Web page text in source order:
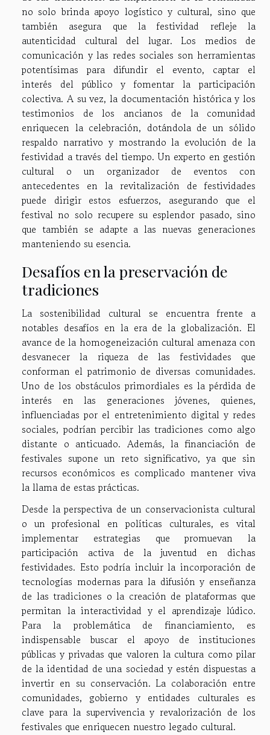
no solo brinda apoyo logístico y cultural, sino que
también asegura que la festividad refleje la
autenticidad cultural del lugar. Los medios de
comunicación y las redes sociales son herramientas
potentísimas para difundir el evento, captar el
interés del público y fomentar la participación
colectiva. A su vez, la documentación histórica y los
testimonios de los ancianos de la comunidad
enriquecen la celebración, dotándola de un sólido
respaldo narrativo y mostrando la evolución de la
festividad a través del tiempo. Un experto en gestión
cultural o un organizador de eventos con
antecedentes en la revitalización de festividades
puede dirigir estos esfuerzos, asegurando que el
festival no solo recupere su esplendor pasado, sino
que también se adapte a las nuevas generaciones
manteniendo su esencia.
Desafíos en la preservación de
tradiciones
La sostenibilidad cultural se encuentra frente a
notables desafíos en la era de la globalización. El
avance de la homogeneización cultural amenaza con
desvanecer la riqueza de las festividades que
conforman el patrimonio de diversas comunidades.
Uno de los obstáculos primordiales es la pérdida de
interés en las generaciones jóvenes, quienes,
influenciadas por el entretenimiento digital y redes
sociales, podrían percibir las tradiciones como algo
distante o anticuado. Además, la financiación de
festivales supone un reto significativo, ya que sin
recursos económicos es complicado mantener viva
la llama de estas prácticas.
Desde la perspectiva de un conservacionista cultural
o un profesional en políticas culturales, es vital
implementar estrategias que promuevan la
participación activa de la juventud en dichas
festividades. Esto podría incluir la incorporación de
tecnologías modernas para la difusión y enseñanza
de las tradiciones o la creación de plataformas que
permitan la interactividad y el aprendizaje lúdico.
Para la problemática de financiamiento, es
indispensable buscar el apoyo de instituciones
públicas y privadas que valoren la cultura como pilar
de la identidad de una sociedad y estén dispuestas a
invertir en su conservación. La colaboración entre
comunidades, gobierno y entidades culturales es
clave para la supervivencia y revalorización de los
festivales que enriquecen nuestro legado cultural.